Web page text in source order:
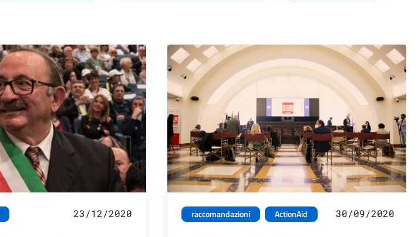
23/12/2020 raccomandazioni ActionAid 30/09/2020